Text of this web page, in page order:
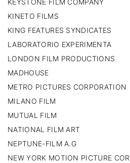
KINETO FILMS
KING FEATURES SYNDICATES
LABORATORIO EXPERIMENTA
LONDON FILM PRODUCTIONS
MADHOUSE
METRO PICTURES CORPORATION
MILANO FILM
MUTUAL FILM
NATIONAL FILM ART
NEPTUNE-FILM A.G
NEW YORK MOTION PICTURE